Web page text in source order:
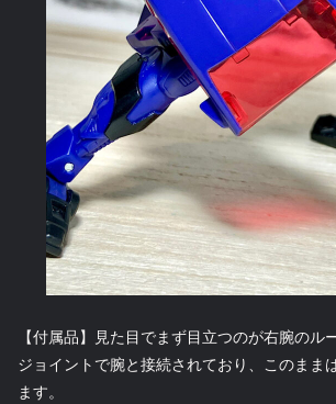
【付属品】見た目でまず目立つのが右腕のル
ジョイントで腕と接続されており、このまま
ます。